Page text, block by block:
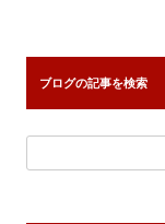
ゲ
ー
シ
ョ
ブログの記事を検索
索: